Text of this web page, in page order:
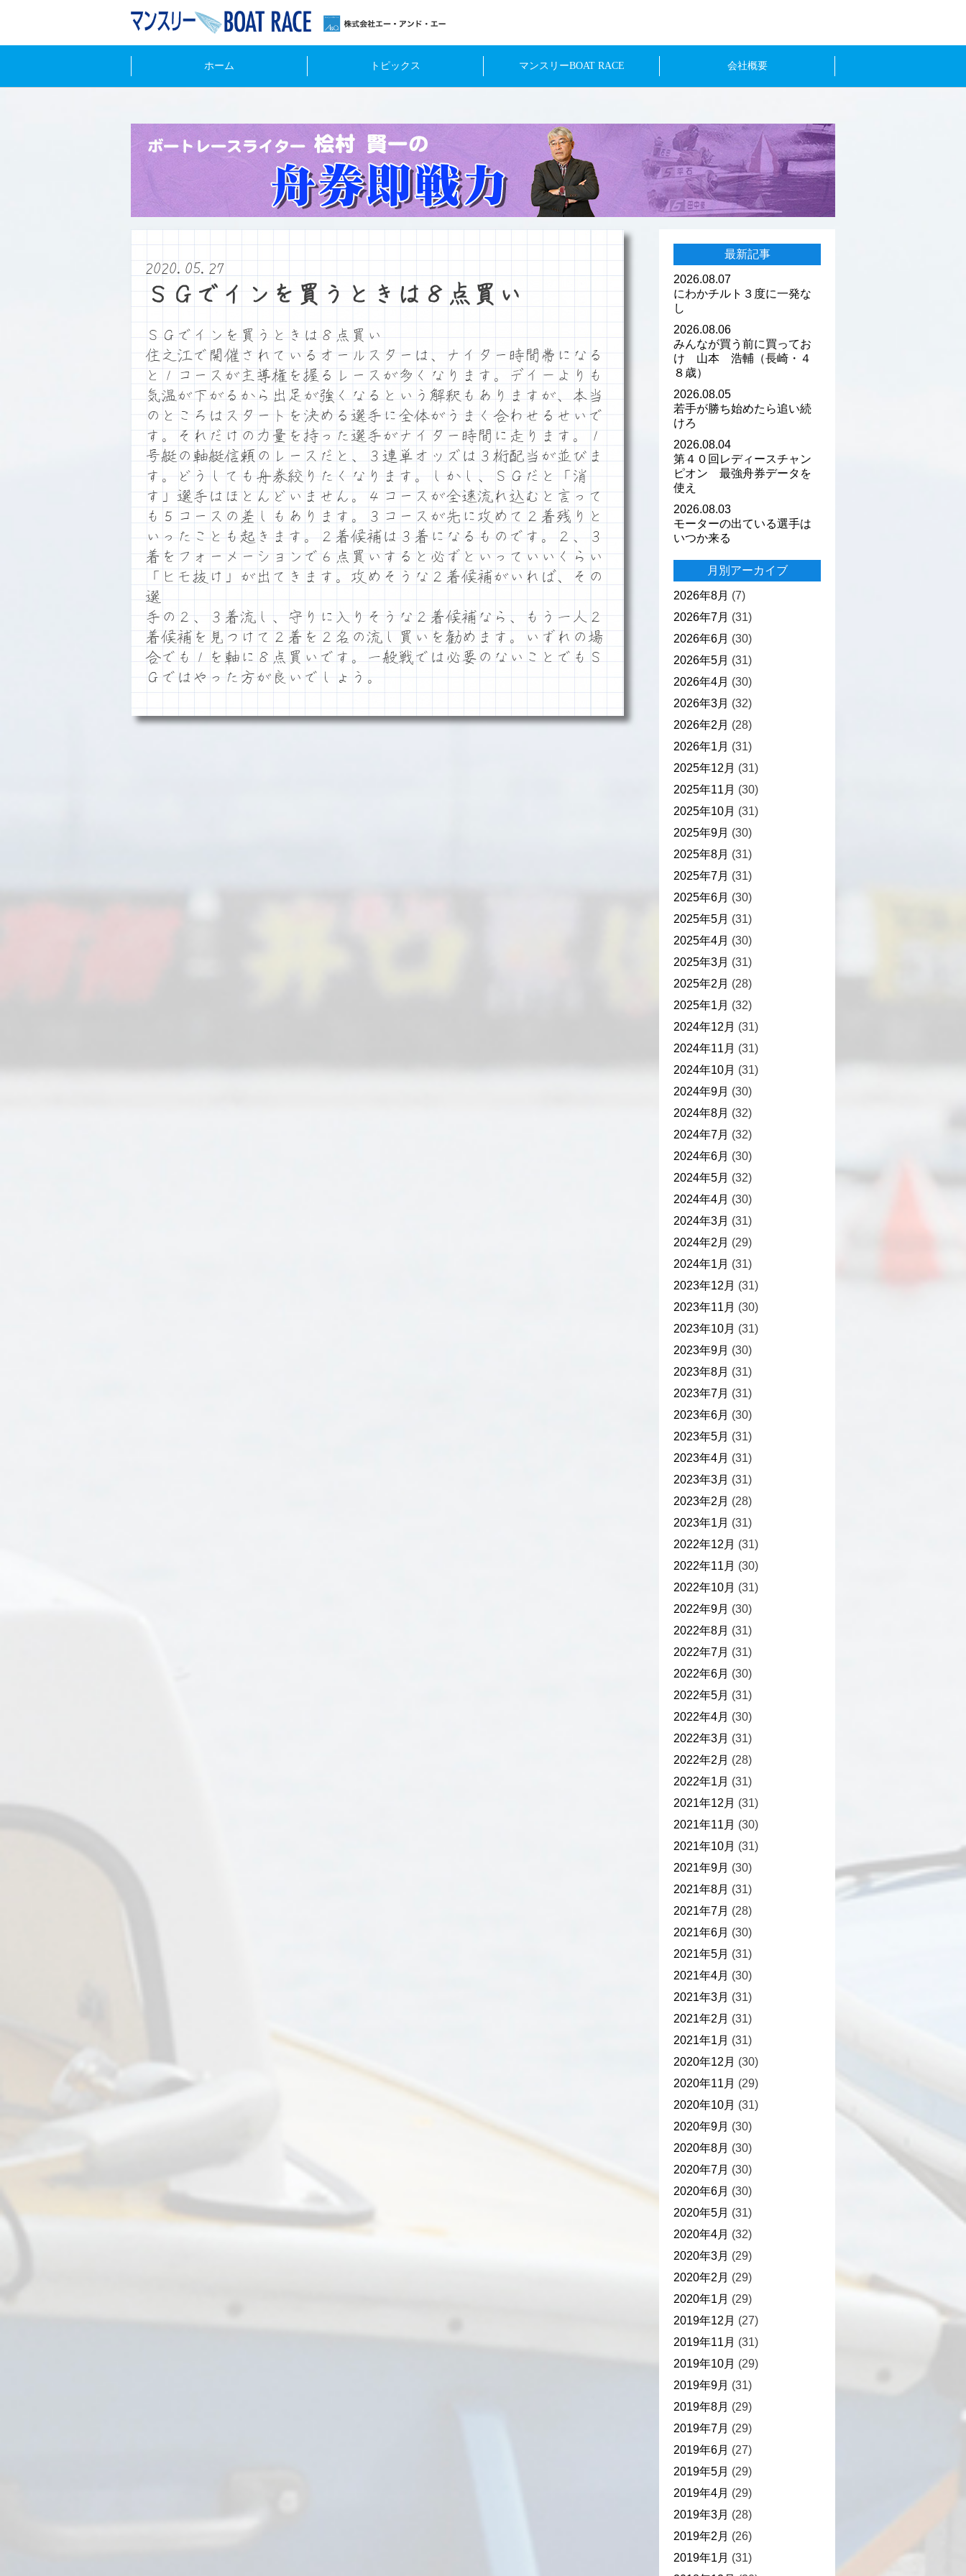
ホーム トピックス マンスリーBOAT RACE 会社概要
2020.05.27
ＳＧでインを買うときは８点買い
ＳＧでインを買うときは８点買い
住之江で開催されているオールスターは、ナイター時間帯になる
と１コースが主導権を握るレースが多くなります。デイ－よりも
気温が下がるから出足が強くなるという解釈もありますが、本当
のところはスタートを決める選手に全体がうまく合わせるせいで
す。それだけの力量を持った選手がナイター時間に走ります。１
号艇の軸艇信頼のレースだと、３連単オッズは３桁配当が並びま
す。どうしても舟券絞りたくなります。しかし、ＳＧだと「消
す」選手はほとんどいません。４コースが全速流れ込むと言って
も５コースの差しもあります。３コースが先に攻めて２着残りと
いったことも起きます。２着候補は３着になるものです。２、３
着をフォーメーションで６点買いすると必ずといっていいくらい
「ヒモ抜け」が出てきます。攻めそうな２着候補がいれば、その
選
手の２、３着流し、守りに入りそうな２着候補なら、もう一人２
着候補を見つけて２着を２名の流し買いを勧めます。いずれの場
合でも１を軸に８点買いです。一般戦では必要のないことでもＳ
Ｇではやった方が良いでしょう。
最新記事
2026.08.07
にわかチルト３度に一発な
し
2026.08.06
みんなが買う前に買ってお
け 山本 浩輔（長崎・４
８歳）
2026.08.05
若手が勝ち始めたら追い続
けろ
2026.08.04
第４０回レディースチャン
ピオン 最強舟券データを
使え
2026.08.03
モーターの出ている選手は
いつか来る
月別アーカイブ
2026年8月 (7)
2026年7月 (31)
2026年6月 (30)
2026年5月 (31)
2026年4月 (30)
2026年3月 (32)
2026年2月 (28)
2026年1月 (31)
2025年12月 (31)
2025年11月 (30)
2025年10月 (31)
2025年9月 (30)
2025年8月 (31)
2025年7月 (31)
2025年6月 (30)
2025年5月 (31)
2025年4月 (30)
2025年3月 (31)
2025年2月 (28)
2025年1月 (32)
2024年12月 (31)
2024年11月 (31)
2024年10月 (31)
2024年9月 (30)
2024年8月 (32)
2024年7月 (32)
2024年6月 (30)
2024年5月 (32)
2024年4月 (30)
2024年3月 (31)
2024年2月 (29)
2024年1月 (31)
2023年12月 (31)
2023年11月 (30)
2023年10月 (31)
2023年9月 (30)
2023年8月 (31)
2023年7月 (31)
2023年6月 (30)
2023年5月 (31)
2023年4月 (31)
2023年3月 (31)
2023年2月 (28)
2023年1月 (31)
2022年12月 (31)
2022年11月 (30)
2022年10月 (31)
2022年9月 (30)
2022年8月 (31)
2022年7月 (31)
2022年6月 (30)
2022年5月 (31)
2022年4月 (30)
2022年3月 (31)
2022年2月 (28)
2022年1月 (31)
2021年12月 (31)
2021年11月 (30)
2021年10月 (31)
2021年9月 (30)
2021年8月 (31)
2021年7月 (28)
2021年6月 (30)
2021年5月 (31)
2021年4月 (30)
2021年3月 (31)
2021年2月 (31)
2021年1月 (31)
2020年12月 (30)
2020年11月 (29)
2020年10月 (31)
2020年9月 (30)
2020年8月 (30)
2020年7月 (30)
2020年6月 (30)
2020年5月 (31)
2020年4月 (32)
2020年3月 (29)
2020年2月 (29)
2020年1月 (29)
2019年12月 (27)
2019年11月 (31)
2019年10月 (29)
2019年9月 (31)
2019年8月 (29)
2019年7月 (29)
2019年6月 (27)
2019年5月 (29)
2019年4月 (29)
2019年3月 (28)
2019年2月 (26)
2019年1月 (31)